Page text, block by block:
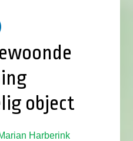
object
Harberink